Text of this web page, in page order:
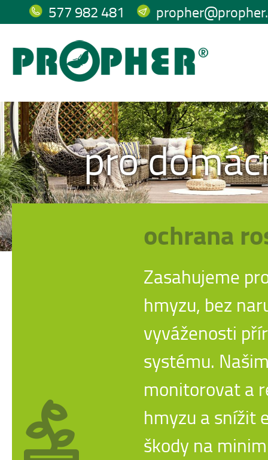
577 982 481
pro
ochrana
Zasahujeme
hmyzu, bez
vyváženosti
systému.
monitorovat a
hmyzu a snížit
škody na